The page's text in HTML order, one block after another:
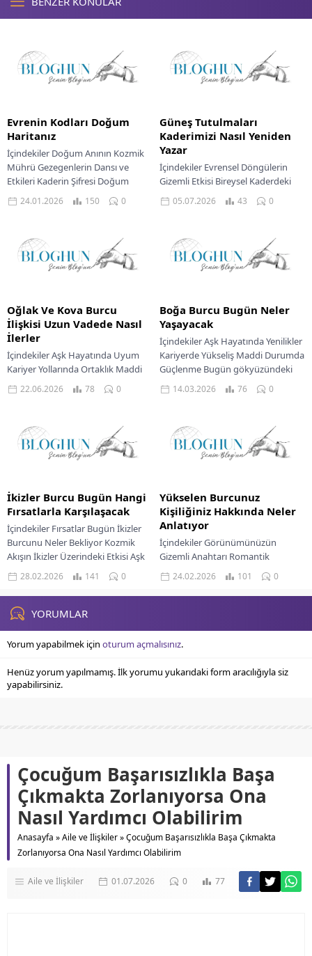
Evrenin Kodları Doğum
Haritanız
İçindekiler Doğum Anının Kozmik
Mührü Gezegenlerin Dansı ve
Etkileri Kaderin Şifresi Doğum
Haritası Potansiyelinizin Astrolojik
Analizi Her birimiz, doğduğumuz
24.01.2026 150 0
Güneş Tutulmaları
Kaderimizi Nasıl Yeniden
Yazar
İçindekiler Evrensel Döngülerin
Gizemli Etkisi Bireysel Kaderdeki
Tutulmalar Aşk Hayatında Yeniden
Yazılan Senaryolar Kariyer Yolu Ve
05.07.2026 43 0
Oğlak Ve Kova Burcu
İlişkisi Uzun Vadede Nasıl
İlerler
İçindekiler Aşk Hayatında Uyum
Kariyer Yollarında Ortaklık Maddi
Alanlarda Denge Zodyak
çemberinde yan yana duran Oğlak
22.06.2026 78 0
Boğa Burcu Bugün Neler
Yaşayacak
İçindekiler Aşk Hayatında Yenilikler
Kariyerde Yükseliş Maddi Durumda
Güçlenme Bugün gökyüzündeki
gezegen hareketleri, sakin ve
istikrarlı yapınız üzerinde belirgin
14.03.2026 76 0
İkizler Burcu Bugün Hangi
Fırsatlarla Karşılaşacak
İçindekiler Fırsatlar Bugün İkizler
Burcunu Neler Bekliyor Kozmik
Akışın İkizler Üzerindeki Etkisi Aşk
Hayatında Yeni Bir Dönem Kariyer
Yolu Ve...
28.02.2026 141 0
Yükselen Burcunuz
Kişiliğiniz Hakkında Neler
Anlatıyor
İçindekiler Görünümünüzün
Gizemli Anahtarı Romantik
İlişkilerde Yansımanız Profesyonel
Yolda İtibarınız Maddi Durumunuz
Ve Algınız Gökyüzündeki kadim
24.02.2026 101 0
YORUMLAR
Yorum yapabilmek için oturum açmalısınız.
Henüz yorum yapılmamış. İlk yorumu yukarıdaki form aracılığıyla siz
yapabilirsiniz.
Çocuğum Başarısızlıkla Başa
Çıkmakta Zorlanıyorsa Ona
Nasıl Yardımcı Olabilirim
Anasayfa »Aile ve İlişkiler»Çocuğum Başarısızlıkla Başa Çıkmakta
Zorlanıyorsa Ona Nasıl Yardımcı Olabilirim
Aile ve İlişkiler 01.07.2026 0 77